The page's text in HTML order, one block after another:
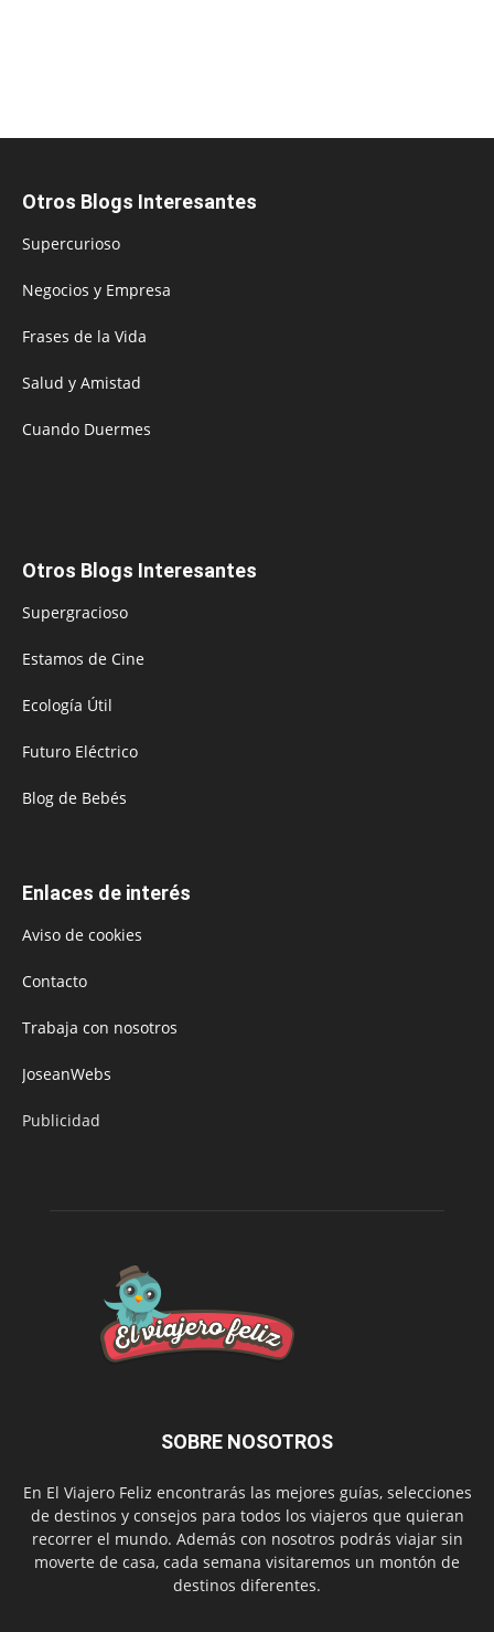
Otros Blogs Interesantes
Supercurioso
Negocios y Empresa
Frases de la Vida
Salud y Amistad
Cuando Duermes
Otros Blogs Interesantes
Supergracioso
Estamos de Cine
Ecología Útil
Futuro Eléctrico
Blog de Bebés
Enlaces de interés
Aviso de cookies
Contacto
Trabaja con nosotros
JoseanWebs
Publicidad
SOBRE NOSOTROS
En El Viajero Feliz encontrarás las mejores guías, selecciones
de destinos y consejos para todos los viajeros que quieran
recorrer el mundo. Además con nosotros podrás viajar sin
moverte de casa, cada semana visitaremos un montón de
destinos diferentes.